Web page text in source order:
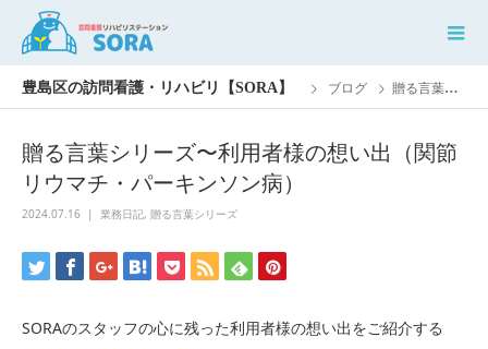
ブログ 贈る言葉シリーズ〜利用者様の想い出（関節リウマチ・パーキンソン病）
贈る言葉シリーズ〜利用者様の想い出（関節
リウマチ・パーキンソン病）
2024.07.16 業務日記, 贈る言葉シリーズ
SORAのスタッフの心に残った利用者様の想い出をご紹介する